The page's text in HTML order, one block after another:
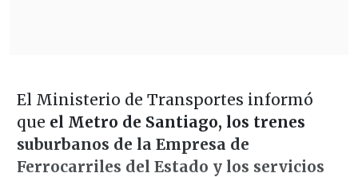
El Ministerio de Transportes informó
que el Metro de Santiago, los trenes
suburbanos de la Empresa de
Ferrocarriles del Estado y los servicios